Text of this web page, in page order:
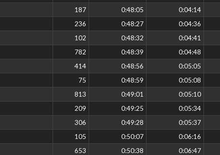
187 0:48:05 0:04:14
236 0:48:27 0:04:36
102 0:48:32 0:04:41
782 0:48:39 0:04:48
414 0:48:56 0:05:05
75 0:48:59 0:05:08
813 0:49:01 0:05:10
209 0:49:25 0:05:34
306 0:49:28 0:05:37
105 0:50:07 0:06:16
653 0:50:38 0:06:47